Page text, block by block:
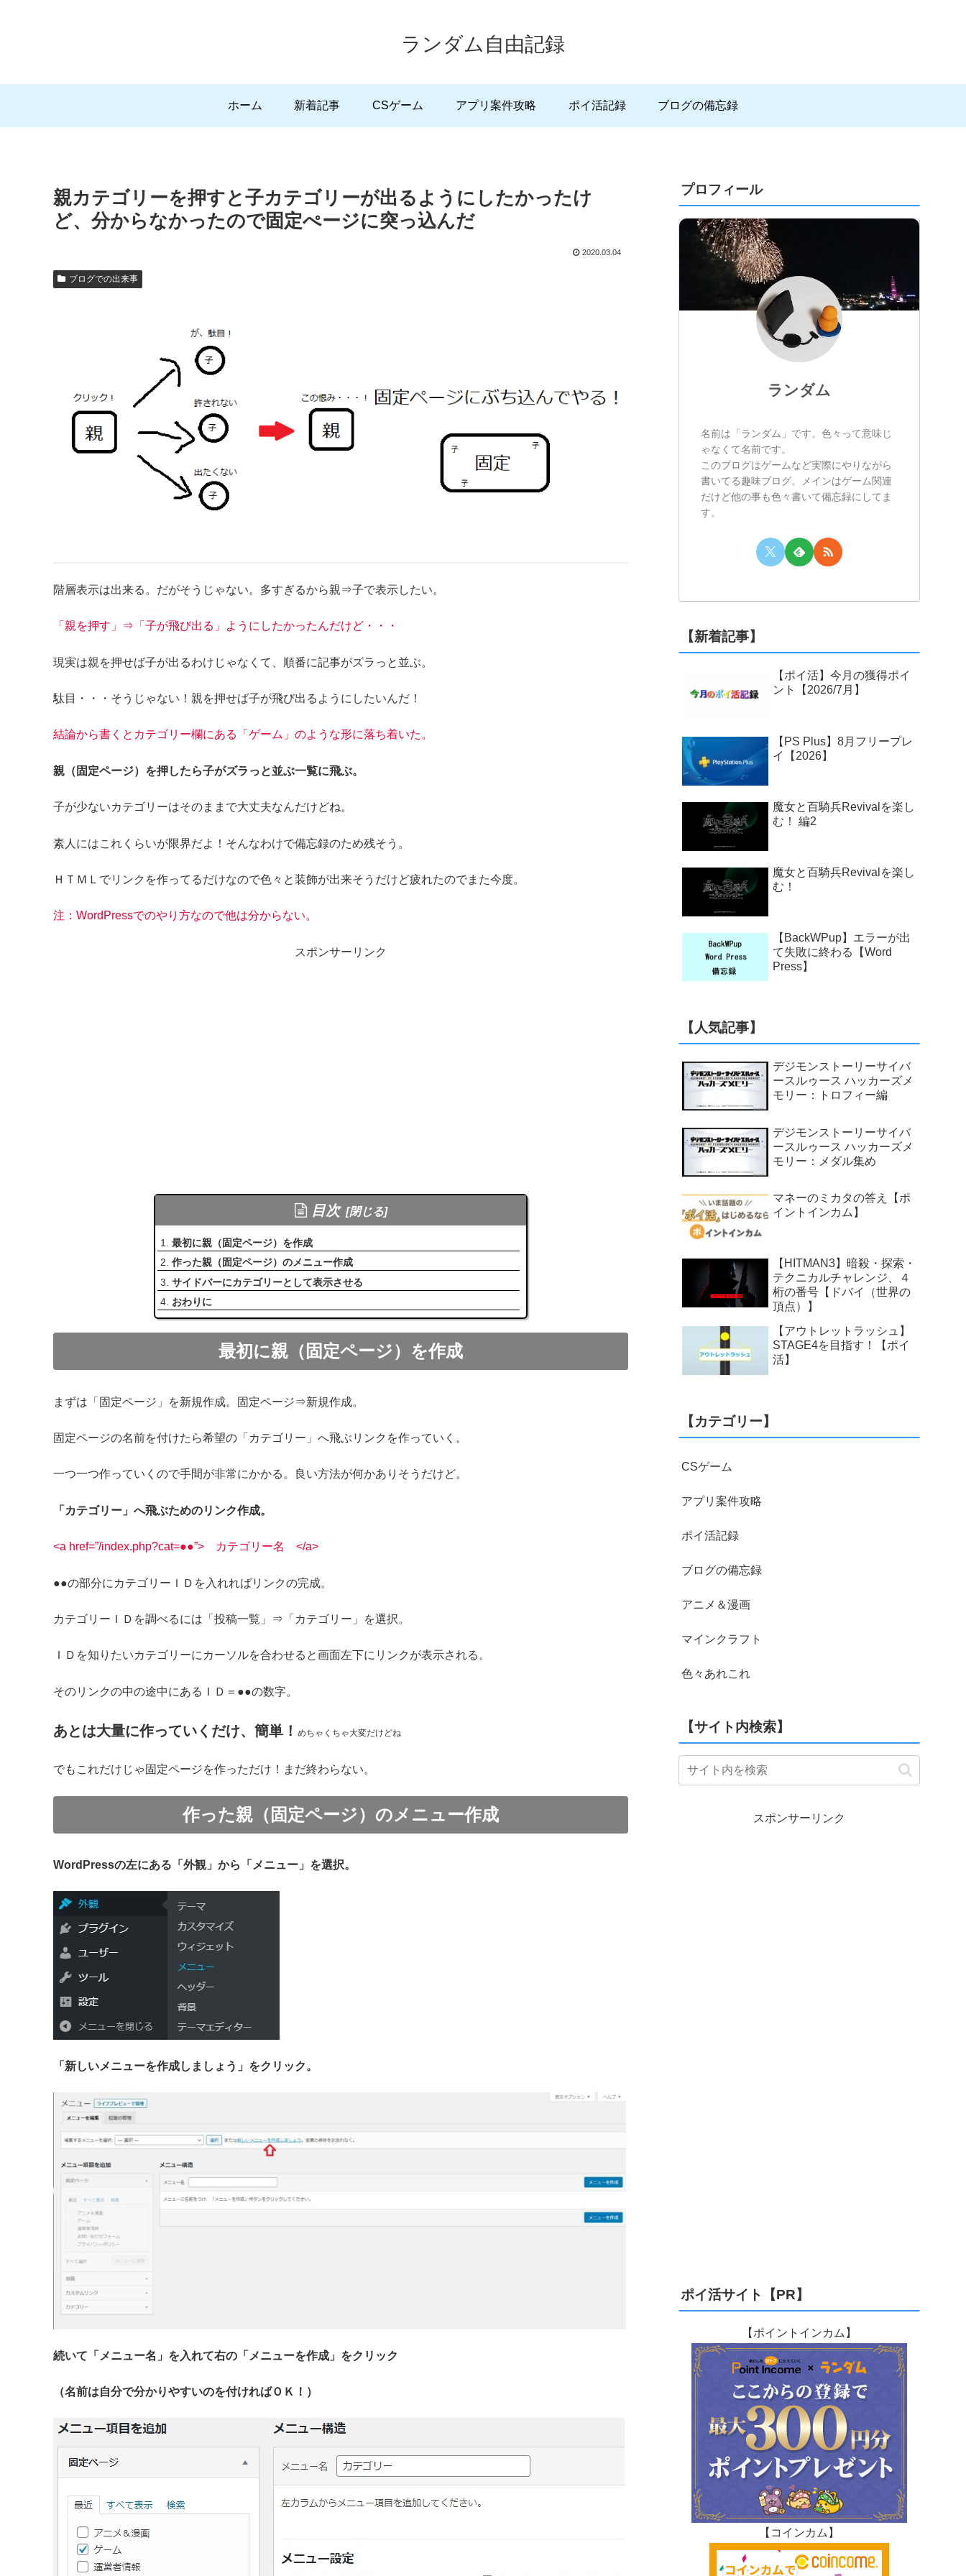
ランダム自由記録
ホーム 新着記事 CSゲーム アプリ案件攻略 ポイ活記録 ブログの備忘録
親カテゴリーを押すと子カテゴリーが出るようにしたかったけ
ど、分からなかったので固定ぺージに突っ込んだ
2020.03.04
ブログでの出来事
階層表示は出来る。だがそうじゃない。多すぎるから親⇒子で表示したい。
「親を押す」⇒「子が飛び出る」ようにしたかったんだけど・・・
現実は親を押せば子が出るわけじゃなくて、順番に記事がズラっと並ぶ。
駄目・・・そうじゃない！親を押せば子が飛び出るようにしたいんだ！
結論から書くとカテゴリー欄にある「ゲーム」のような形に落ち着いた。
親（固定ページ）を押したら子がズラっと並ぶ一覧に飛ぶ。
子が少ないカテゴリーはそのままで大丈夫なんだけどね。
素人にはこれくらいが限界だよ！そんなわけで備忘録のため残そう。
ＨＴＭＬでリンクを作ってるだけなので色々と装飾が出来そうだけど疲れたのでまた今度。
注：WordPressでのやり方なので他は分からない。
スポンサーリンク
目次
最初に親（固定ページ）を作成
作った親（固定ページ）のメニュー作成
サイドバーにカテゴリーとして表示させる
おわりに
最初に親（固定ページ）を作成
まずは「固定ページ」を新規作成。固定ページ⇒新規作成。
固定ページの名前を付けたら希望の「カテゴリー」へ飛ぶリンクを作っていく。
一つ一つ作っていくので手間が非常にかかる。良い方法が何かありそうだけど。
「カテゴリー」へ飛ぶためのリンク作成。
<a href=”/index.php?cat=●●”> カテゴリー名 </a>
●●の部分にカテゴリーＩＤを入れればリンクの完成。
カテゴリーＩＤを調べるには「投稿一覧」⇒「カテゴリー」を選択。
ＩＤを知りたいカテゴリーにカーソルを合わせると画面左下にリンクが表示される。
そのリンクの中の途中にあるＩＤ＝●●の数字。
あとは大量に作っていくだけ、簡単！ めちゃくちゃ大変だけどね
でもこれだけじゃ固定ページを作っただけ！まだ終わらない。
作った親（固定ページ）のメニュー作成
WordPressの左にある「外観」から「メニュー」を選択。
「新しいメニューを作成しましょう」をクリック。
続いて「メニュー名」を入れて右の「メニューを作成」をクリック
（名前は自分で分かりやすいのを付ければＯＫ！）
プロフィール
ランダム
名前は「ランダム」です。色々って意味じ
ゃなくて名前です。
このブログはゲームなど実際にやりながら
書いてる趣味ブログ。メインはゲーム関連
だけど他の事も色々書いて備忘録にしてま
す。
【新着記事】
【ポイ活】今月の獲得ポイ
ント【2026/7月】
【PS Plus】8月フリープレ
イ【2026】
魔女と百騎兵Revivalを楽し
む！ 編2
魔女と百騎兵Revivalを楽し
む！
【BackWPup】エラーが出
て失敗に終わる【Word
Press】
【人気記事】
デジモンストーリーサイバ
ースルゥース ハッカーズメ
モリー：トロフィー編
デジモンストーリーサイバ
ースルゥース ハッカーズメ
モリー：メダル集め
マネーのミカタの答え【ポ
イントインカム】
【HITMAN3】暗殺・探索・
テクニカルチャレンジ、４
桁の番号【ドバイ（世界の
頂点）】
【アウトレットラッシュ】
STAGE4を目指す！【ポイ
活】
【カテゴリー】
CSゲーム
アプリ案件攻略
ポイ活記録
ブログの備忘録
アニメ＆漫画
マインクラフト
色々あれこれ
【サイト内検索】
スポンサーリンク
ポイ活サイト【PR】
【ポイントインカム】
【コインカム】